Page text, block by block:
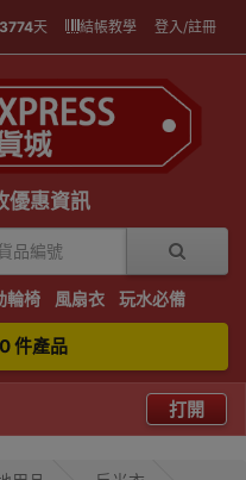
3774天 結帳教學 登入/註冊
優惠資訊
輪椅 風扇衣 玩水必備
件產品
打開